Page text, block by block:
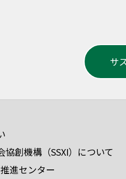
サ
協創機構（SSXI）について
進センター